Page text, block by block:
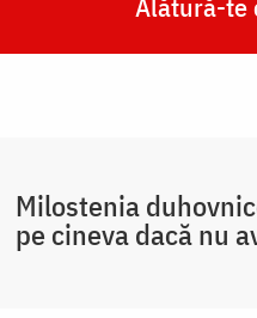
Milostenia
pe cineva dacă nu